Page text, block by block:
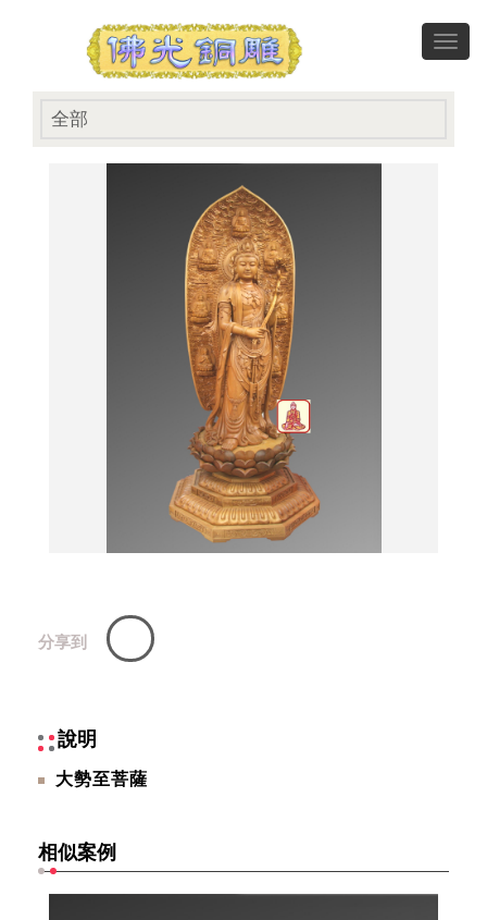
全部
分享到
說明
大勢至菩薩
相似案例